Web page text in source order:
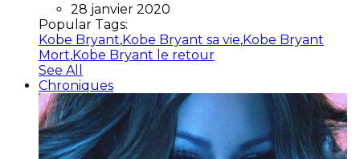
28 janvier 2020
Popular Tags:
Kobe Bryant,Kobe Bryant sa vie,Kobe Bryant
Mort,Kobe Bryant le retour
See All
Chroniques